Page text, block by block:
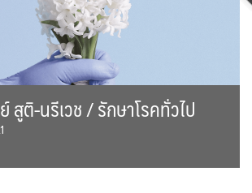
ติ-นรีเวช / รักษาโรคทั่วไป